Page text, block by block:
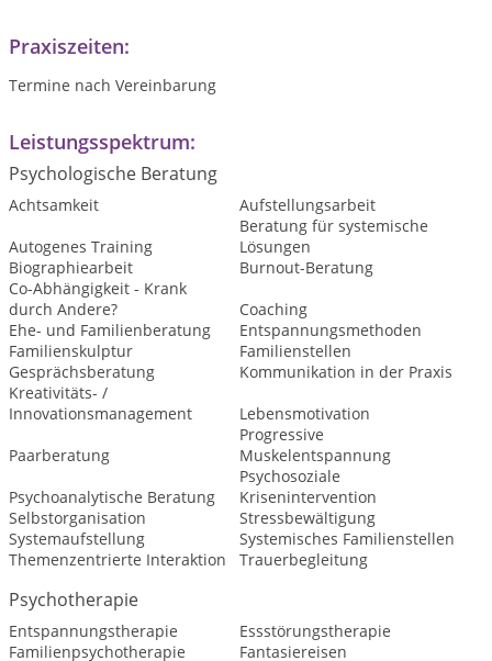
Praxiszeiten:
Termine nach Vereinbarung
Leistungsspektrum:
Psychologische Beratung
Achtsamkeit
Aufstellungsarbeit
Autogenes Training
Beratung für systemische
Lösungen
Biographiearbeit
Burnout-Beratung
Co-Abhängigkeit - Krank
durch Andere?
Coaching
Ehe- und Familienberatung
Entspannungsmethoden
Familienskulptur
Familienstellen
Gesprächsberatung
Kommunikation in der Praxis
Kreativitäts- /
Innovationsmanagement
Lebensmotivation
Paarberatung
Progressive
Muskelentspannung
Psychoanalytische Beratung
Psychosoziale
Krisenintervention
Selbstorganisation
Stressbewältigung
Systemaufstellung
Systemisches Familienstellen
Themenzentrierte Interaktion
Trauerbegleitung
Psychotherapie
Entspannungstherapie
Essstörungstherapie
Familienpsychotherapie
Fantasiereisen